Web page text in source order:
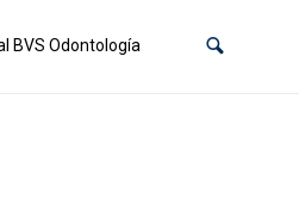
BVS Odontología